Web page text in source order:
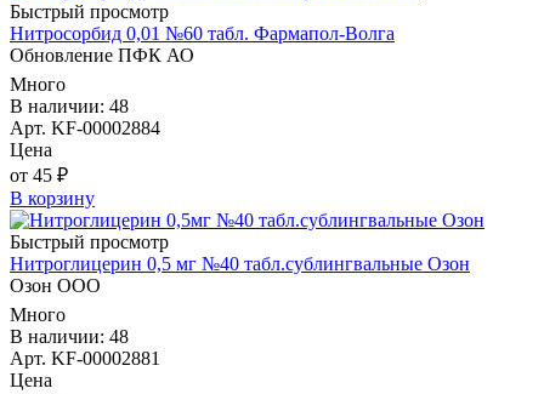
Быстрый просмотр
Нитросорбид 0,01 №60 табл. Фармапол-Волга
Обновление ПФК АО
Много
В наличии: 48
Арт. KF-00002884
Цена
от 45 ₽
В корзину
Быстрый просмотр
Нитроглицерин 0,5 мг №40 табл.сублингвальные Озон
Озон ООО
Много
В наличии: 48
Арт. KF-00002881
Цена